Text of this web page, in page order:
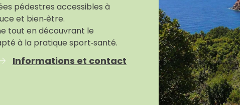
pédestres accessibles à
et bien‑être.
tout en découvrant le
à la pratique sport‑santé.
Informations et contact